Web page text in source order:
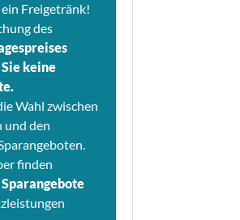
Freigetränk!
des
keine
Wahl zwischen
und den
finden
Sparangebote